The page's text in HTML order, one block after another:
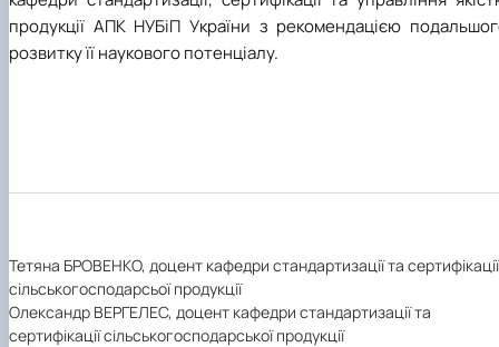
продукції АПК НУБіП України з рекомендацією
розвитку її наукового потенціалу.
Тетяна БРОВЕНКО, доцент кафедри стандартизації та сертифікації
сільськогосподарсьої продукції
Олександр ВЕРГЕЛЕС, доцент кафедри стандартизації та
сертифікації сільськогосподарської продукції